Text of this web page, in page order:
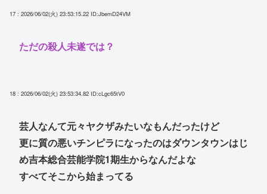
17 : 2026/06/02(火) 23:53:15.22 ID:JbemD24VM
ただの殺人未遂では？
18 : 2026/06/02(火) 23:53:34.82 ID:cLgc65tV0
芸人なんて元々ヤクザみたいなもんだったけど
更に質の悪いチンピラになったのはダウンタウンはじ
め吉本総合芸能学院1期生からなんだよな
すべてそこから始まってる